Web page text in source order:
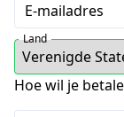
E-mailadres
Land
Hoe wil je